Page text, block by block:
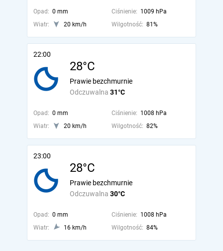
Opad: 0 mm Ciśnienie: 1009 hPa
Wiatr:
20 km/h Wilgotność: 81%
22:00
28°C
Odczuwalna 31°C
Prawie bezchmurnie
Opad: 0 mm Ciśnienie: 1008 hPa
Wiatr:
20 km/h Wilgotność: 82%
23:00
28°C
Odczuwalna 30°C
Prawie bezchmurnie
Opad: 0 mm Ciśnienie: 1008 hPa
Wiatr:
16 km/h Wilgotność: 84%